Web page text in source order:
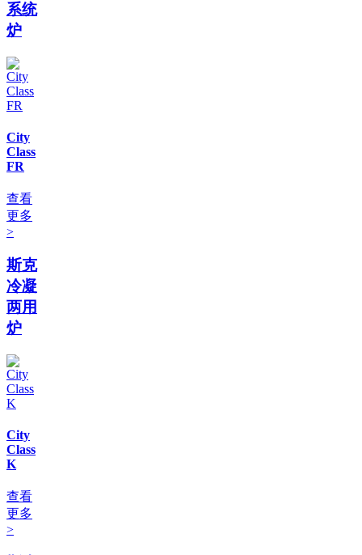
系统
炉
City
Class
FR
查看
更多
>
斯克
冷凝
两用
炉
City
Class
K
查看
更多
>